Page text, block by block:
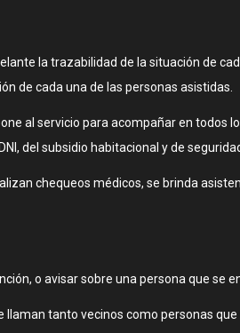
la trazabilidad de la situación de
de cada una de las personas asistidas.
al servicio para acompañar en todos
del subsidio habitacional y de
chequeos médicos, se brinda
o avisar sobre una persona que se
tanto vecinos como personas